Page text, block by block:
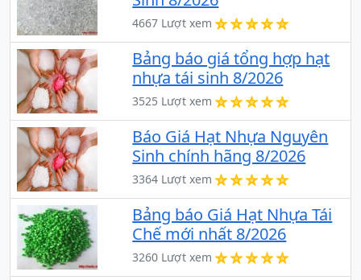
4667 Lượt xem
Bảng báo giá tổng hợp hạt
nhựa tái sinh 8/2026
3525 Lượt xem
Báo Giá Hạt Nhựa Nguyên
Sinh chính hãng 8/2026
3364 Lượt xem
Bảng báo Giá Hạt Nhựa Tái
Chế mới nhất 8/2026
3260 Lượt xem